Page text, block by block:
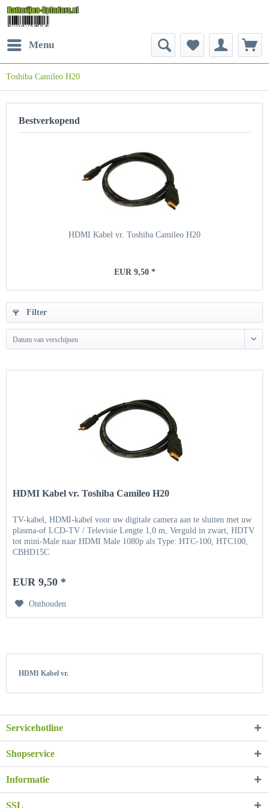
Menu
Toshiba Camileo H20
Bestverkopend
HDMI Kabel vr. Toshiba Camileo H20
EUR 9,50 *
Filter
Datum van verschijnen
HDMI Kabel vr. Toshiba Camileo H20
TV-kabel, HDMI-kabel voor uw digitale camera aan te sluiten met uw
plasma-of LCD-TV / Televisie Lengte 1,0 m, Verguld in zwart, HDTV
tot mini-Male naar HDMI Male 1080p als Type: HTC-100, HTC100,
CBHD15C
EUR 9,50 *
Onthouden
HDMI Kabel vr.
Servicehotline
Shopservice
Informatie
SSL